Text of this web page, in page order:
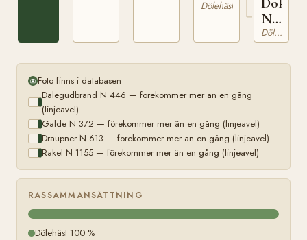
1900
Dölehäst
N
1270
Dölehäst
Foto finns i databasen
Dalegudbrand N 446 — förekommer mer än en gång
(linjeavel)
Galde N 372 — förekommer mer än en gång (linjeavel)
Draupner N 613 — förekommer mer än en gång (linjeavel)
Rakel N 1155 — förekommer mer än en gång (linjeavel)
RASSAMMANSÄTTNING
Dölehäst 100 %